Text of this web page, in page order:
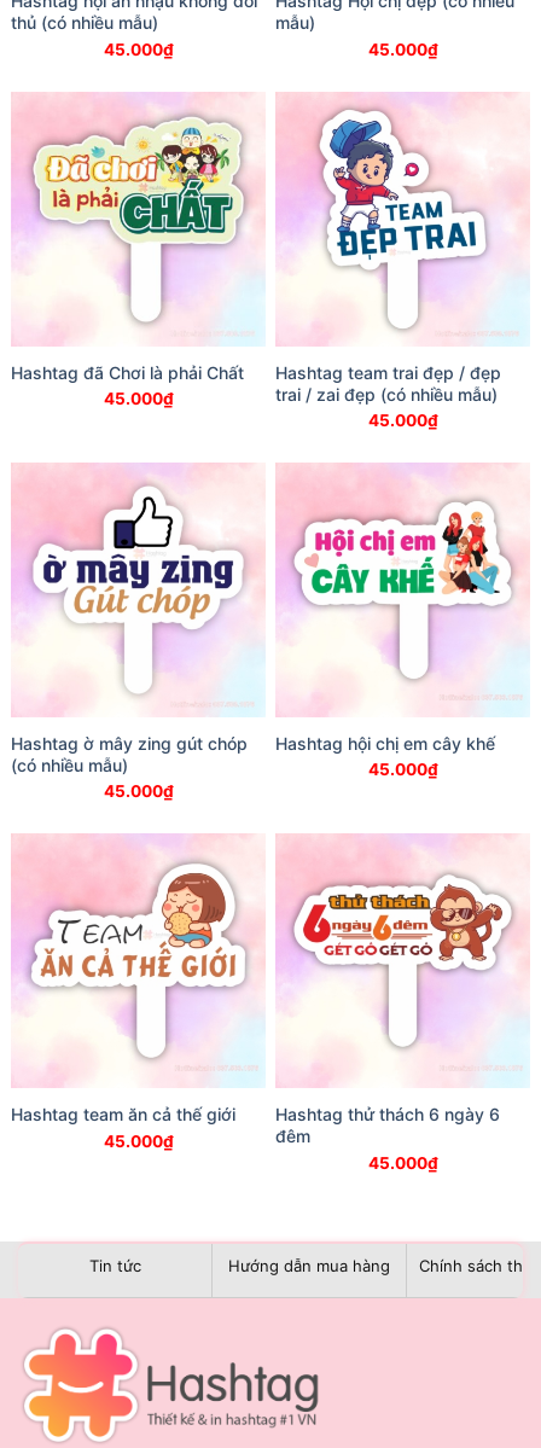
thủ (có nhiều mẫu)
45.000₫
mẫu)
45.000₫
Hashtag đã Chơi là phải Chất
45.000₫
Hashtag team trai đẹp / đẹp
trai / zai đẹp (có nhiều mẫu)
45.000₫
Hashtag ờ mây zing gút chóp
(có nhiều mẫu)
45.000₫
Hashtag hội chị em cây khế
45.000₫
Hashtag team ăn cả thế giới
45.000₫
Hashtag thử thách 6 ngày 6
đêm
45.000₫
Tin tức Hướng dẫn mua hàng Chính sách